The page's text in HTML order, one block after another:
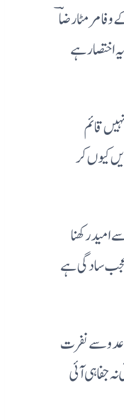
مر مٹا رضاؔ
اختصار ہے
قائم
کیوں کر
رکھنا
سادگی ہے
عدو سے نفرت
جفا ہی آئی